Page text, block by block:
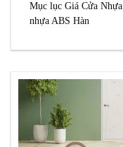
Mục lục Giá Cửa
nhựa ABS Hàn